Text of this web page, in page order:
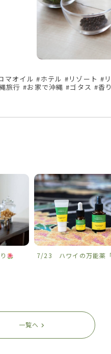
マオイル #ホテル #リゾート #
旅行 #お家で沖縄 #ゴタス #香り
一覧へ